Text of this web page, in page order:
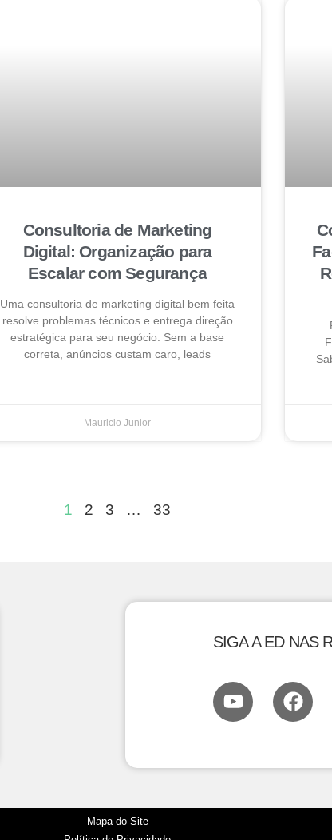
Consultoria de Marketing
Digital: Organização para
Escalar com Segurança
Uma consultoria de marketing digital bem feita
resolve problemas técnicos e entrega direção
estratégica para seu negócio. Sem a base
correta, anúncios custam caro, leads
Mauricio Junior
1 2 3 … 33
SIGA A ED NAS
Mapa do Site